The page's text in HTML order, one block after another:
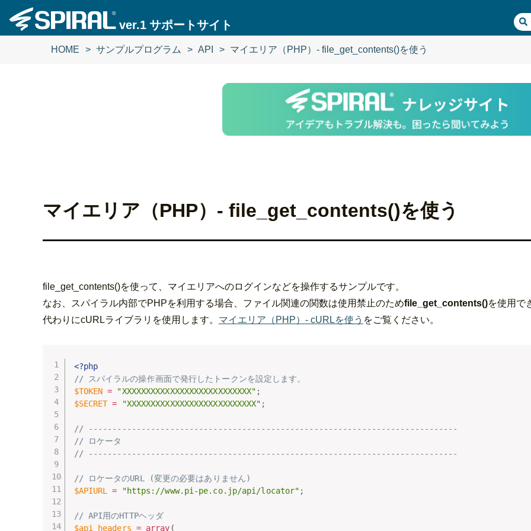
ver.1 サポートサイト
HOME サンプルプログラム API マイエリア（PHP）- file_get_contents()を使う
マイエリア（PHP）- file_get_contents()を使う
file_get_contents()を使って、マイエリアへのログインなどを操作するサンプルです。
なお、スパイラル内部でPHPを利用する場合、ファイル関連の関数は使用禁止のためfile_get_contents()を使用で
代わりにcURLライブラリを使用します。 マイエリア（PHP）- cURLを使う をご覧ください。
<?php
// スパイラルの操作画面で発行したトークンを設定します。
$TOKEN = "XXXXXXXXXXXXXXXXXXXXXXXXXXX" ;
$SECRET = "XXXXXXXXXXXXXXXXXXXXXXXXXXX" ;
// -----------------------------------------------------------------------------
// ロケータ
// -----------------------------------------------------------------------------
// ロケータのURL (変更の必要はありません)
$APIURL
= "https://www.pi-pe.co.jp/api/locator" ;
// API用のHTTPヘッダ
$api_headers = array (